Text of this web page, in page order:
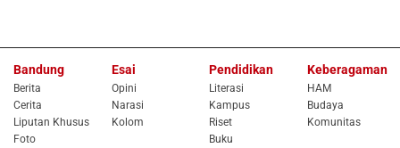
Bandung
Berita
Cerita
Liputan Khusus
Foto
Esai
Opini
Narasi
Kolom
Pendidikan
Literasi
Kampus
Riset
Buku
Keberagaman
HAM
Budaya
Komunitas